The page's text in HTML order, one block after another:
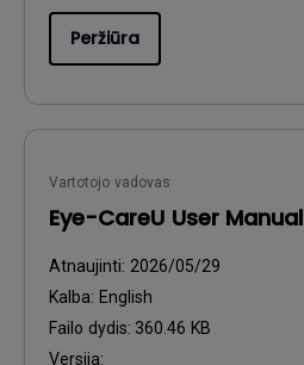
Peržiūra
Vartotojo vadovas
Eye-CareU User Manual
Atnaujinti: 2026/05/29
Kalba: English
Failo dydis: 360.46 KB
Versija: